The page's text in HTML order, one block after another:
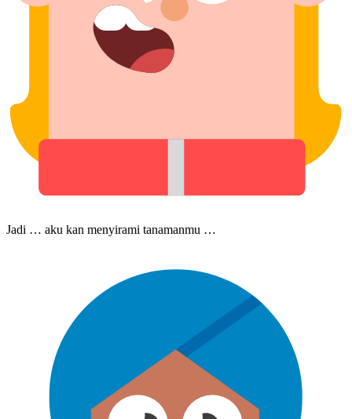
Jadi … aku kan menyirami tanaman​mu …